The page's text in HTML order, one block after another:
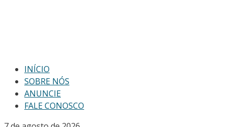
INÍCIO
SOBRE NÓS
ANUNCIE
FALE CONOSCO